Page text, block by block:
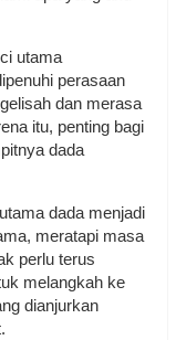
utama
perasaan
dan merasa
itu, penting bagi
dada
dada menjadi
meratapi masa
perlu terus
melangkah ke
dianjurkan